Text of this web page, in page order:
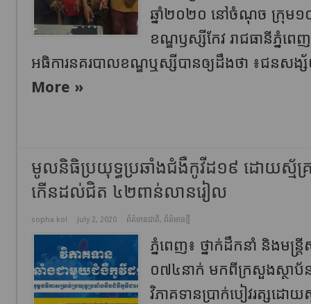
ឆ្នាំ២០២០ នៅចំណុច ក្រុម១
ខណ្ឌឫស្សីកែវ រាជធានីភ្នំព
អធិការនគរបាលខណ្ឌឬស្សីបានឲ្យដឹងថា ៖ជនស
More »
មូលនិធិប្រយុទ្ធប្រឆាំងជំងឺកូវីដ១៩ ដោយស្ម័គ្រ
កើនដល់ជិត ៤២ពាន់លានរៀល
sopha kol July 2, 2020 ព័ត៌មានជាតិ, ព័ត៌មានថ្មី
ភ្នំពេញ៖ ថ្នាក់ដឹកនាំ និងមន្
០៧៤នាក់ មកពីក្រសួងស្ថា
វិភាគទានប្រាក់បៀវរត្សដោ